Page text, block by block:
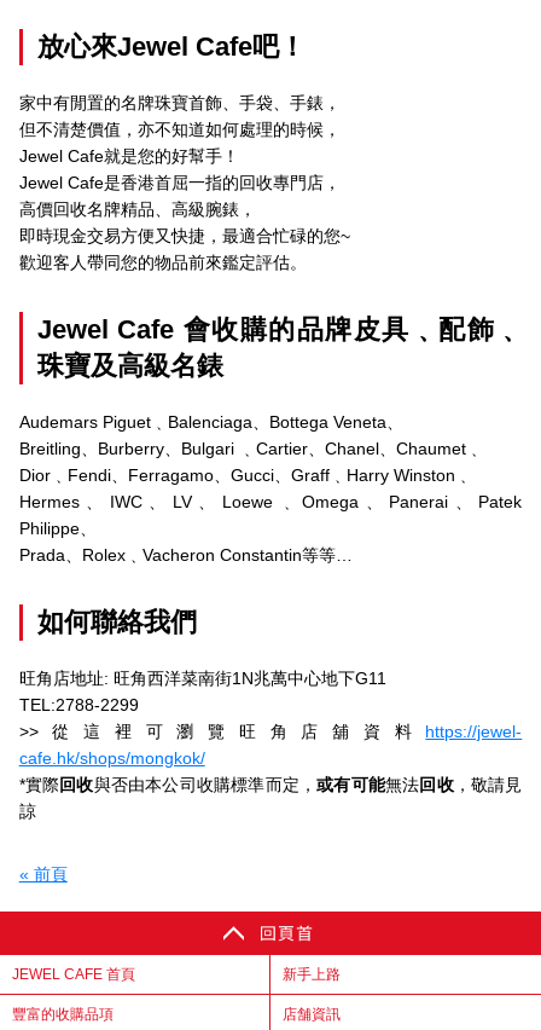
放心來Jewel Cafe吧！
家中有閒置的名牌珠寶首飾、手袋、手錶，
但不清楚價值，亦不知道如何處理的時候，
Jewel Cafe就是您的好幫手！
Jewel Cafe是香港首屈一指的回收專門店，
高價回收名牌精品、高級腕錶，
即時現金交易方便又快捷，最適合忙碌的您~
歡迎客人帶同您的物品前來鑑定評估。
Jewel Cafe 會收購的品牌皮具﹑配飾﹑
珠寶及高級名錶
Audemars Piguet﹑Balenciaga、Bottega Veneta、
Breitling、Burberry、Bulgari ﹑Cartier、Chanel、Chaumet﹑
Dior﹑Fendi、Ferragamo、Gucci、Graff﹑Harry Winston﹑
Hermes、IWC、LV、Loewe﹑Omega、Panerai、Patek
Philippe、
Prada、Rolex﹑Vacheron Constantin等等…
如何聯絡我們
旺角店地址: 旺角西洋菜南街1N兆萬中心地下G11
TEL:2788-2299
>>從這裡可瀏覽旺角店舖資料 https://jewel-
cafe.hk/shops/mongkok/
*實際回收與否由本公司收購標準而定，或有可能無法回收，敬請見
諒
« 前頁
JEWEL CAFE 首頁 新手上路
豐富的收購品項 店舗資訊